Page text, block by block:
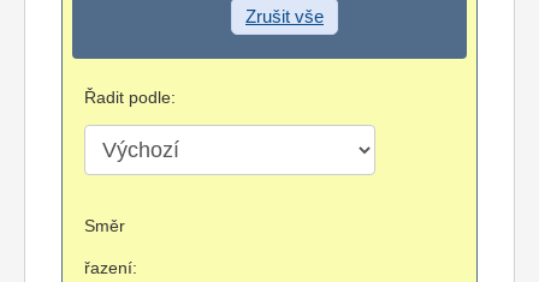
Zrušit vše
Řadit podle:
Směr
řazení: